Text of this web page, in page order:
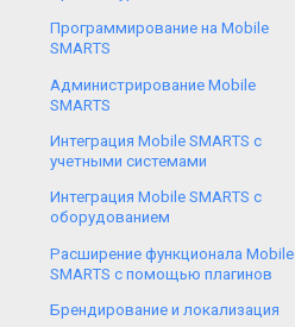
Программирование на Mobile
SMARTS
Администрирование Mobile
SMARTS
Интеграция Mobile SMARTS с
учетными системами
Интеграция Mobile SMARTS с
оборудованием
Расширение функционала Mobile
SMARTS с помощью плагинов
Брендирование и локализация